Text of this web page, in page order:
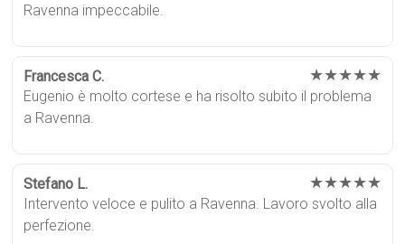
Ravenna impeccabile.
Francesca C. ★★★★★
Eugenio è molto cortese e ha risolto subito il problema
a Ravenna.
Stefano L. ★★★★★
Intervento veloce e pulito a Ravenna. Lavoro svolto alla
perfezione.